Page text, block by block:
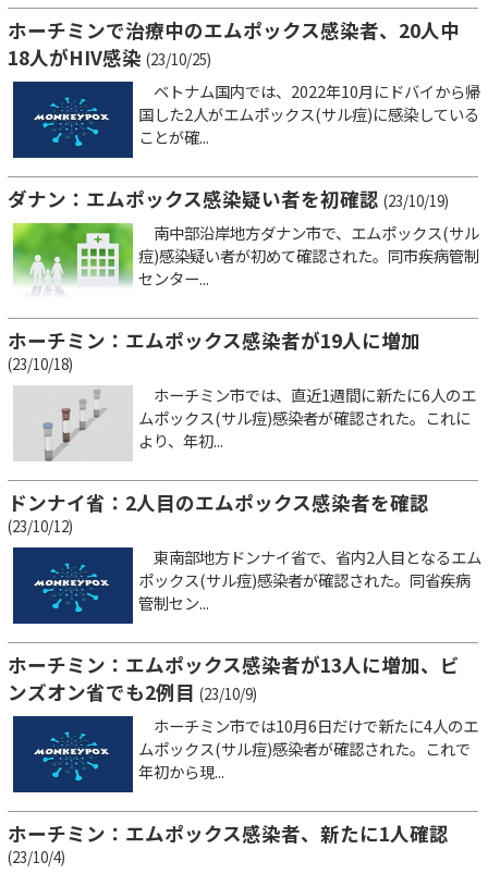
ホーチミンで治療中のエムポックス感染者、20人中
18人がHIV感染 (23/10/25)
ベトナム国内では、2022年10月にドバイから帰
国した2人がエムポックス(サル痘)に感染している
ことが確...
ダナン：エムポックス感染疑い者を初確認 (23/10/19)
南中部沿岸地方ダナン市で、エムポックス(サル
痘)感染疑い者が初めて確認された。同市疾病管制
センター...
ホーチミン：エムポックス感染者が19人に増加
(23/10/18)
ホーチミン市では、直近1週間に新たに6人のエ
ムポックス(サル痘)感染者が確認された。これに
より、年初...
ドンナイ省：2人目のエムポックス感染者を確認
(23/10/12)
東南部地方ドンナイ省で、省内2人目となるエム
ポックス(サル痘)感染者が確認された。同省疾病
管制セン...
ホーチミン：エムポックス感染者が13人に増加、ビ
ンズオン省でも2例目 (23/10/9)
ホーチミン市では10月6日だけで新たに4人のエ
ムポックス(サル痘)感染者が確認された。これで
年初から現...
ホーチミン：エムポックス感染者、新たに1人確認
(23/10/4)